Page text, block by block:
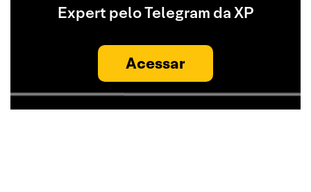
Expert pelo Telegram da XP
Acessar